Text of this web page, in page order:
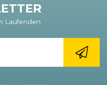
Laufenden